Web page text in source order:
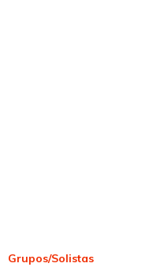
Grupos/Solistas